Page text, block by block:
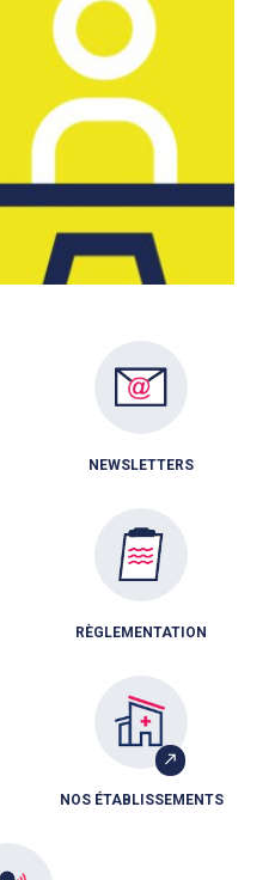
NEWSLETTERS
RÈGLEMENTATION
NOS ÉTABLISSEMENTS